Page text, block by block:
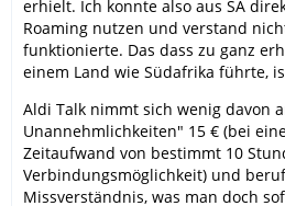
erhielt. Ich konnte also aus SA
Roaming nutzen und verstand
funktionierte. Das dass zu ganz
einem Land wie Südafrika führte,
Aldi Talk nimmt sich wenig davon
Unannehmlichkeiten" 15 € (bei
Zeitaufwand von bestimmt 10
Verbindungsmöglichkeit) und
Missverständnis, was man doch